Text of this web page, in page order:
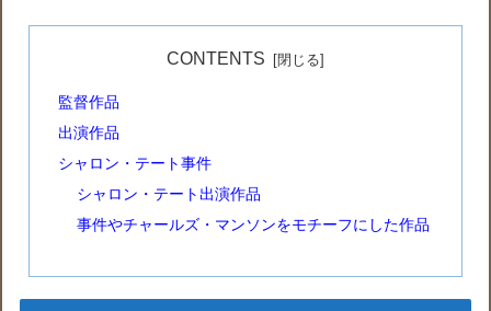
CONTENTS
監督作品
出演作品
シャロン・テート事件
シャロン・テート出演作品
事件やチャールズ・マンソンをモチーフにした作品